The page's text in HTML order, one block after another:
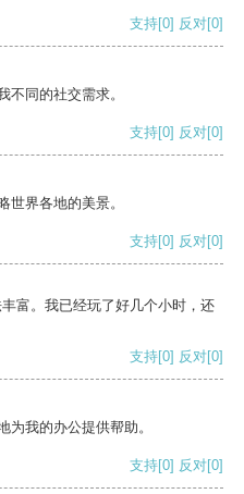
支持[0] 反对[0]
不同的社交需求。
支持[0] 反对[0]
世界各地的美景。
支持[0] 反对[0]
富。我已经玩了好几个小时，还
支持[0] 反对[0]
为我的办公提供帮助。
支持[0] 反对[0]